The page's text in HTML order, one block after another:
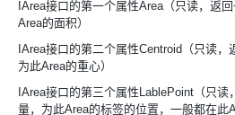
IArea接口的第一个属性Area（只读，返
Area的面积）
IArea接口的第二个属性Centroid（只读，
为此Area的重心）
IArea接口的第三个属性LablePoint（只
量，为此Area的标签的位置，一般都在此